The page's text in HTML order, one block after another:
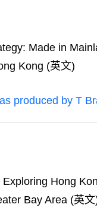
Made in
Kong (英文)
produced by T
Hong
Bay Area (英文